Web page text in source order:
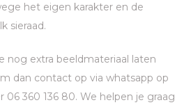
het eigen karakter en de
sieraad.
nog extra beeldmateriaal laten
dan contact op via whatsapp op
360 136 80. We helpen je graag